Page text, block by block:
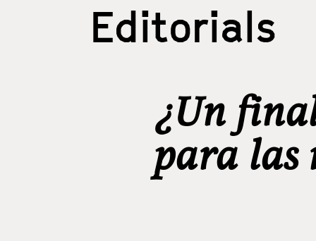
Editorials
¿Un
para las